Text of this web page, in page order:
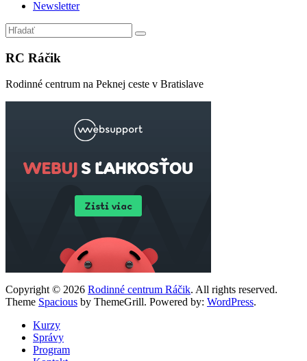
Newsletter
RC Ráčik
Rodinné centrum na Peknej ceste v Bratislave
Copyright © 2026 Rodinné centrum Ráčik. All rights reserved.
Theme Spacious by ThemeGrill. Powered by: WordPress.
Kurzy
Správy
Program